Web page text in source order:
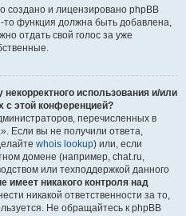
создано и лицензировано phpBB
то функция должна быть добавлена,
отдать свой голос за уже
использования и/или
с этой конференцией?
перечисленных в
Если вы не получили ответа,
whois lookup) или, если
домене (например, chat.ru,
или техподдержкой данного
имеет никакого контроля над
никакой ответственности за то,
Не обращайтесь к phpBB